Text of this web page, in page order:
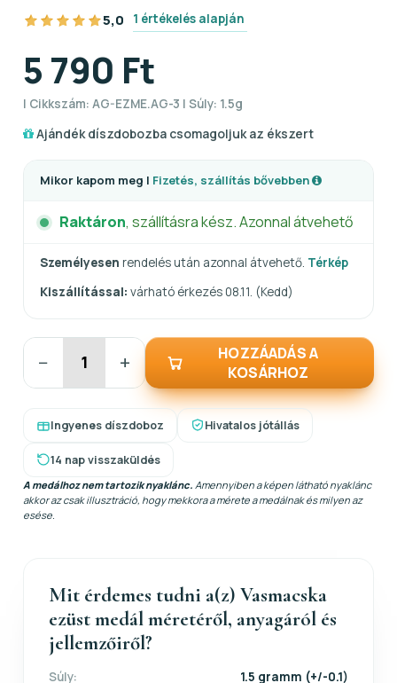
5,0 1 értékelés alapján
5 790 Ft
| Cikkszám: AG-EZME.AG-3 | Súly: 1.5g
Ajándék díszdobozba csomagoljuk az ékszert
Mikor kapom meg | Fizetés, szállítás bővebben
Raktáron, szállításra kész. Azonnal átvehető
Személyesen rendelés után azonnal átvehető. Térkép
Kiszállítással: várható érkezés 08.11. (Kedd)
− +
HOZZÁADÁS A
KOSÁRHOZ
Ingyenes díszdoboz Hivatalos jótállás
14 nap visszaküldés
A medálhoz nem tartozik nyaklánc. Amennyiben a képen látható nyaklánc
akkor az csak illusztráció, hogy mekkora a mérete a medálnak és milyen az
esése.
Mit érdemes tudni a(z) Vasmacska
ezüst medál méretéről, anyagáról és
jellemzőiről?
Súly: 1.5 gramm (+/-0.1)